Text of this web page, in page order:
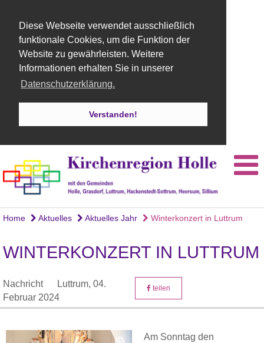
Diese Webseite verwendet ausschließlich
funktionale Cookies, um die Funktion der
Website zu gewährleisten. Weitere
Informationen erhalten Sie in unserer
Datenschutzerklärung.
Verstanden!
Home Aktuelles Aktuelles Jahr Winterkonzert in Luttrum
WINTERKONZERT IN LUTTRUM
Nachricht Luttrum, 04.
Februar 2024
teilen
Am Sonntag den